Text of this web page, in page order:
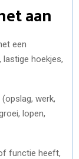
aan
een
hoekjes,
werk,
lopen,
functie heeft,